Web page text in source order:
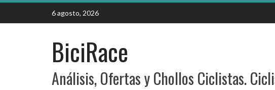
Skip
content
6 agosto, 2026
BiciRace
Análisis, Ofertas y Chollos Ciclistas.